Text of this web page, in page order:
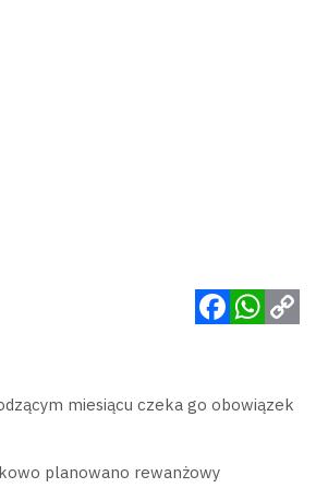
miesiącu czeka go obowiązek
planowano rewanżowy